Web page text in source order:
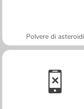
Polvere di asteroidi